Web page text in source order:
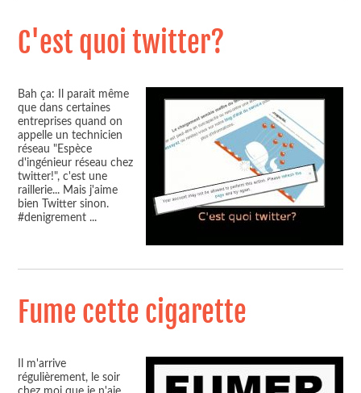
C'est quoi twitter?
Bah ça: Il parait même
que dans certaines
entreprises quand on
appelle un technicien
réseau "Espèce
d'ingénieur réseau chez
twitter!", c'est une
raillerie... Mais j'aime
bien Twitter sinon.
#denigrement ...
Fume cette cigarette
Il m'arrive
régulièrement, le soir